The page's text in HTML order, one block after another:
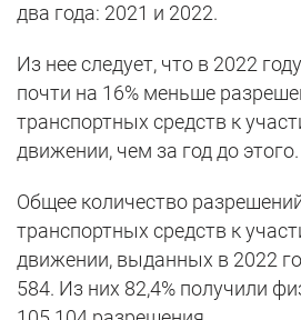
два года: 2021 и 2022.
Из нее следует, что в 2022
почти на 16% меньше
транспортных средств к
движении, чем за год до этого.
Общее количество
транспортных средств к
движении, выданных в 2022
584. Из них 82,4% получили